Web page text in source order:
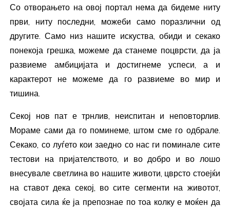
Со отворањето на овој портал нема да бидеме ниту
први, ниту последни, можеби само поразлични од
другите. Само низ нашите искуства, обиди и секако
понекоја грешка, можеме да станеме поцврсти, да ја
развиеме амбицијата и достигнеме успеси, а и
карактерот не можеме да го развиеме во мир и
тишина.
Секој нов пат е трнлив, неиспитан и неповторлив.
Мораме сами да го поминеме, штом сме го одбрале.
Секако, со луѓето кои заедно со нас ги поминале сите
тестови на пријателството, и во добро и во лошо
внесувале светлина во нашите животи, цврсто стоејќи
на ставот дека секој, во сите сегменти на животот,
својата сила ќе ја препознае по тоа колку е моќен да